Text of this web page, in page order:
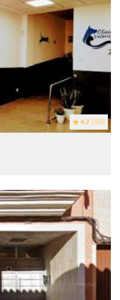
4.7 (98)